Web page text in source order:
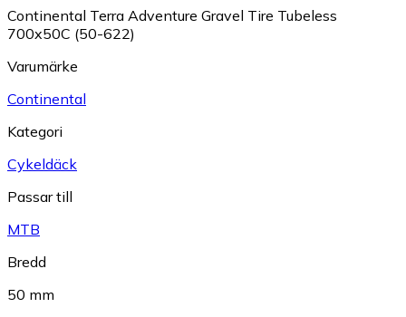
Continental Terra Adventure Gravel Tire Tubeless
700x50C (50-622)
Varumärke
Continental
Kategori
Cykeldäck
Passar till
MTB
Bredd
50 mm